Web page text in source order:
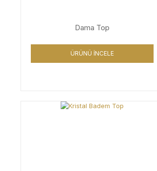
Dama Top
ÜRÜNÜ İNCELE